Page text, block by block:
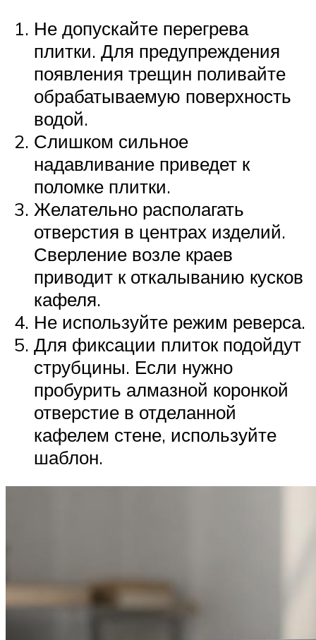
Не допускайте перегрева
плитки. Для предупреждения
появления трещин поливайте
обрабатываемую поверхность
водой.
Слишком сильное
надавливание приведет к
поломке плитки.
Желательно располагать
отверстия в центрах изделий.
Сверление возле краев
приводит к откалыванию кусков
кафеля.
Не используйте режим реверса.
Для фиксации плиток подойдут
струбцины. Если нужно
пробурить алмазной коронкой
отверстие в отделанной
кафелем стене, используйте
шаблон.